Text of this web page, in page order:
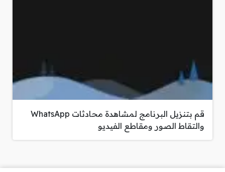
قم بتنزيل البرنامج لمشاهدة محادثات WhatsApp
والتقاط الصور ومقاطع الفيديو